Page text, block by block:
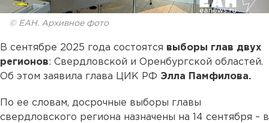
© ЕАН. Архивное фото
В сентябре 2025 года состоятся выборы глав двух
регионов: Свердловской и Оренбургской областей.
Об этом заявила глава ЦИК РФ Элла Памфилова.
По ее словам, досрочные выборы главы
свердловского региона назначены на 14 сентября – в